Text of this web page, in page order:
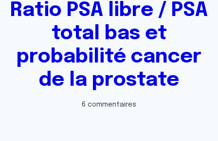
Ratio PSA libre / PSA
total bas et
probabilité cancer
de la prostate
6 commentaires